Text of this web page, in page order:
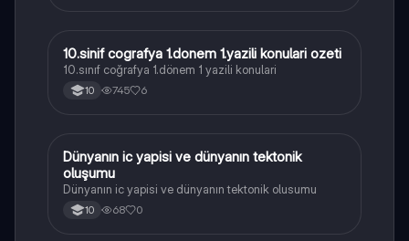
Coğrafya
10.sinif cografya 1.donem 1.yazili konulari ozeti
10.sınıf coğrafya 1.dönem 1 yazili konulari
10 745 6
Coğrafya
Dünyanın ic yapisi ve dünyanın tektonik
oluşumu
Dünyanın ic yapisi ve dünyanın tektonik olusumu
10 68 0